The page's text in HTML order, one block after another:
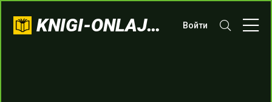
KNIGI-ONLAJN.COM Войти